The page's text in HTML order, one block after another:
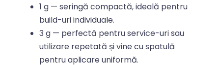
1 g — seringă compactă, ideală pentru
build-uri individuale.
3 g — perfectă pentru service-uri sau
utilizare repetată și vine cu spatulă
pentru aplicare uniformă.